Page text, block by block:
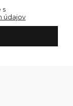
údajov